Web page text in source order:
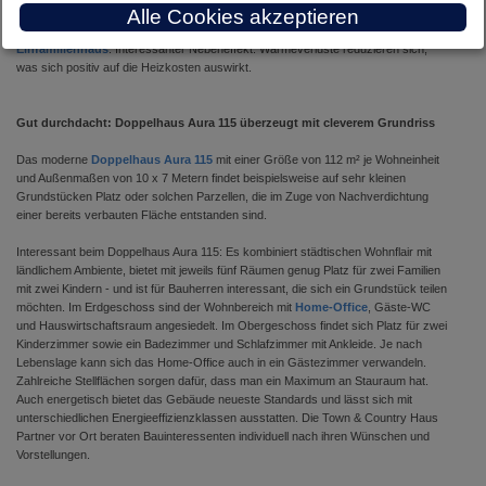
zwei Eigentümern bewohnt und lassen sich vertraglich voneinander trennen. An
Grundstücksfläche benötigt man weniger Platz als beim freistehenden
Einfamilienhaus. Interessanter Nebeneffekt: Wärmeverluste reduzieren sich,
was sich positiv auf die Heizkosten auswirkt.
Gut durchdacht: Doppelhaus Aura 115 überzeugt mit cleverem Grundriss
Das moderne Doppelhaus Aura 115 mit einer Größe von 112 m² je Wohneinheit
und Außenmaßen von 10 x 7 Metern findet beispielsweise auf sehr kleinen
Grundstücken Platz oder solchen Parzellen, die im Zuge von Nachverdichtung
einer bereits verbauten Fläche entstanden sind.
Interessant beim Doppelhaus Aura 115: Es kombiniert städtischen Wohnflair mit
ländlichem Ambiente, bietet mit jeweils fünf Räumen genug Platz für zwei Familien
mit zwei Kindern - und ist für Bauherren interessant, die sich ein Grundstück teilen
möchten. Im Erdgeschoss sind der Wohnbereich mit Home-Office , Gäste-WC
und Hauswirtschaftsraum angesiedelt. Im Obergeschoss findet sich Platz für zwei
Kinderzimmer sowie ein Badezimmer und Schlafzimmer mit Ankleide. Je nach
Lebenslage kann sich das Home-Office auch in ein Gästezimmer verwandeln.
Zahlreiche Stellflächen sorgen dafür, dass man ein Maximum an Stauraum hat.
Auch energetisch bietet das Gebäude neueste Standards und lässt sich mit
unterschiedlichen Energieeffizienzklassen ausstatten. Die Town & Country Haus
Partner vor Ort beraten Bauinteressenten individuell nach ihren Wünschen und
Vorstellungen.
Alle Cookies akzeptieren